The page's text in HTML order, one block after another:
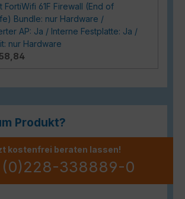
FortiWifi 61F Firewall (End of
Bundle: nur Hardware /
AP: Ja / Interne Festplatte: Ja /
nur Hardware
Produkt?
kostenfrei beraten lassen!
(0)228-338889-0